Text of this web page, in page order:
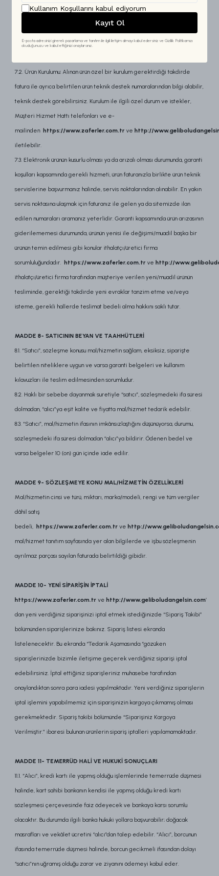
bulunmamaktadır. Alınan elektronik ürünlerin garanti koşulları, üretici firma
tarafından sağlanmaktadır. Konu hakkında ürün yanında yer alan ürün
kılavuzları üzerinden ya da ürün faturası ile gelen teknik destek danışma
7.2. Ürün Kurulumu: Alınan ürün özel bir kurulum gerektirdiği takdirde
fatura ile ayrıca belirtilen ürün teknik destek numaralarından bilgi alabilir,
teknik destek görebilirsiniz. Kurulum ile ilgili özel durum ve istekler,
Müşteri Hizmet Hattı telefonları ve e-
mailinden https://www.zaferler.com.tr ve http://
iletilebilir.
7.3. Elektronik ürünün kusurlu olması ya da arızalı olması durumunda, garanti
koşulları kapsamında gerekli hizmeti, ürün faturanızla birlikte ürün teknik
servislerine başvurmanız halinde, servis noktalarından alınabilir. En yakın
servis noktasına ulaşmak için faturanız ile gelen ya da sitemizde ilan
edilen numaraları aramanız yeterlidir. Garanti kapsamında ürün arızasının
giderilememesi durumunda, ürünün yenisi ile değişimi/muadil başka bir
ürünün temin edilmesi gibi konular ithalatçı/üretici firma
sorumluluğundadır. https://www.zaferler.com.tr ve http://
ithalatçı/üretici firma tarafından müşteriye verilen yeni/muadil ürünün
tesliminde, gerektiği takdirde yeni evraklar tanzim etme ve/veya
isteme, gerekli hallerde teslimat bedeli alma hakkını saklı tutar.
MADDE 8- SATICININ BEYAN VE TAAHHÜTLERİ
8.1. “Satıcı”, sözleşme konusu mal/hizmetin sağlam, eksiksiz, siparişte
belirtilen niteliklere uygun ve varsa garanti belgeleri ve kullanım
kılavuzları ile teslim edilmesinden sorumludur.
8.2. Haklı bir sebebe dayanmak suretiyle “satıcı”, sözleşmedeki ifa süresi
dolmadan, “alıcı”ya eşit kalite ve fiyatta mal/hizmet tedarik edebilir.
8.3. “Satıcı”, mal/hizmetin ifasının imkânsızlaştığını düşünüyorsa, durumu,
sözleşmedeki ifa süresi dolmadan “alıcı”ya bildirir. Ödenen bedel ve
varsa belgeler 10 (on) gün içinde iade edilir.
MADDE 9- SÖZLEŞMEYE KONU MAL/HİZMETİN ÖZELLİKLERİ
Mal/hizmetin cinsi ve türü, miktarı, marka/modeli, rengi ve tüm vergiler
dâhil satış
bedeli, https://www.zaferler.com.tr ve http://
mal/hizmet tanıtım sayfasında yer alan bilgilerde ve işbu sözleşmenin
ayrılmaz parçası sayılan faturada belirtildiği gibidir.
MADDE 10- YENİ SİPARİŞİN İPTALİ
https://www.zaferler.com.tr ve http://www.geliboludangelsin.com’
dan yeni verdiğiniz siparişinizi iptal etmek istediğinizde “Sipariş Takibi”
bölümünden siparişlerinize bakınız. Sipariş listesi ekranda
listelenecektir. Bu ekranda “Tedarik Aşamasında “gözüken
siparişlerinizde bizimle iletişime geçerek verdiğiniz siparişi iptal
edebilirsiniz. İptal ettiğiniz siparişleriniz muhasebe tarafından
onaylandıktan sonra para iadesi yapılmaktadır. Yeni verdiğiniz siparişlerin
iptal işlemini yapabilmemiz için siparişinizin kargoya çıkmamış olması
gerekmektedir. Sipariş takibi bölümünde “Siparişiniz Kargoya
Verilmiştir.” ibaresi bulunan ürünlerin sipariş iptalleri yapılamamaktadır.
MADDE 11- TEMERRÜD HALİ VE HUKUKİ SONUÇLARI
11.1. “Alıcı”, kredi kartı ile yapmış olduğu işlemlerinde temerrüde düşmesi
halinde, kart sahibi bankanın kendisi ile yapmış olduğu kredi kartı
sözleşmesi çerçevesinde faiz ödeyecek ve bankaya karsı sorumlu
olacaktır. Bu durumda ilgili banka hukuki yollara başvurabilir; doğacak
masrafları ve vekâlet ücretini “alıcı”dan talep edebilir. “Alıcı”, borcunun
ifasında temerrüde düşmesi halinde, borcun gecikmeli ifasından dolayı
“satıcı”nın uğramış olduğu zarar ve ziyanını ödemeyi kabul eder.
Kullanım Koşullarını kabul ediyorum
Kayıt Ol
E-posta adresinizi girerek pazarlama ve tanıtım ile ilgili iletişim almayı kabul edersiniz ve Gizlilik Politikamızı
okuduğunuzu ve kabul ettiğinizi onaylarsınız.